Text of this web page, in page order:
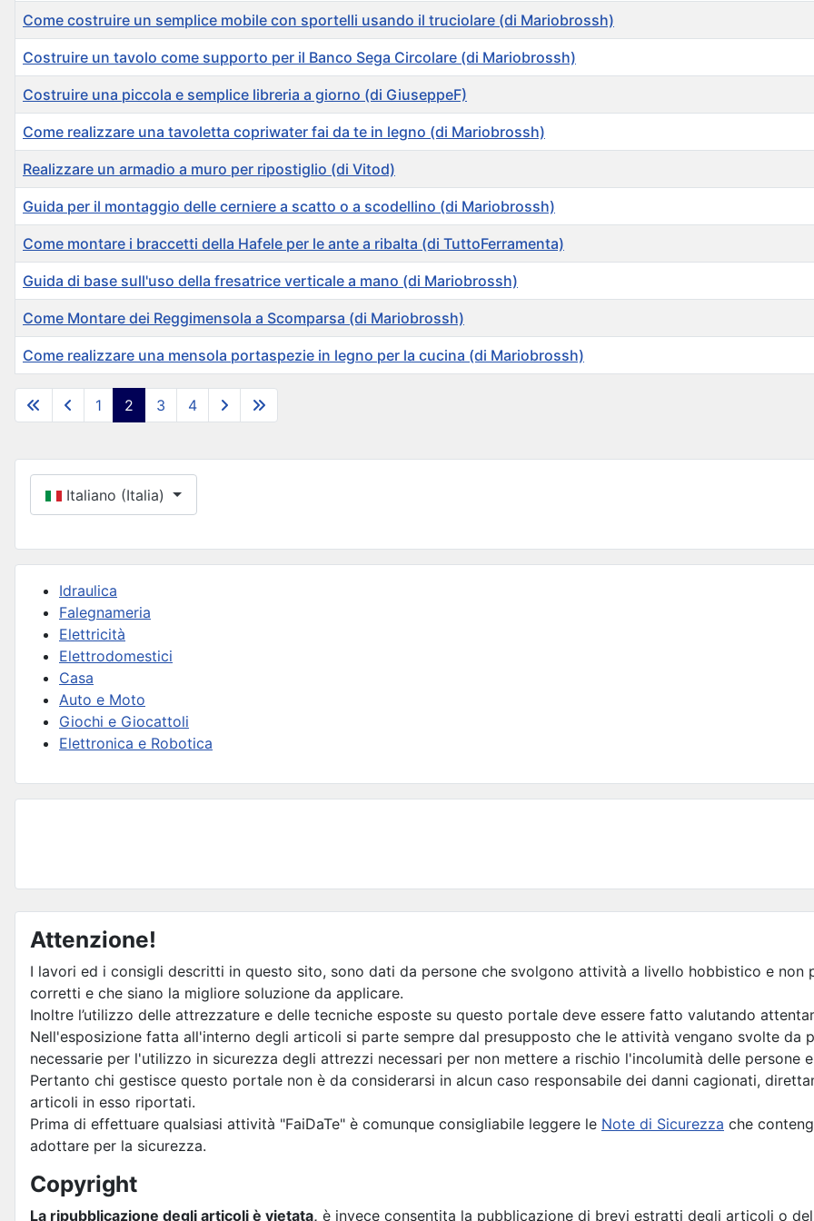
Seleziona la tua lingua
Italiano (Italia)
Idraulica
Falegnameria
Elettricità
Elettrodomestici
Casa
Auto e Moto
Giochi e Giocattoli
Elettronica e Robotica
Articoli
Come costruire un semplice mobile con sportelli usando il truciolare (di Mariobrossh)
Costruire un tavolo come supporto per il Banco Sega Circolare (di Mariobrossh)
Costruire una piccola e semplice libreria a giorno (di GiuseppeF)
Come realizzare una tavoletta copriwater fai da te in legno (di Mariobrossh)
Realizzare un armadio a muro per ripostiglio (di Vitod)
Guida per il montaggio delle cerniere a scatto o a scodellino (di Mariobrossh)
Come montare i braccetti della Hafele per le ante a ribalta (di TuttoFerramenta)
Guida di base sull'uso della fresatrice verticale a mano (di Mariobrossh)
Come Montare dei Reggimensola a Scomparsa (di Mariobrossh)
Come realizzare una mensola portaspezie in legno per la cucina (di Mariobrossh)
1 2 3 4
Attenzione!
I lavori ed i consigli descritti in questo sito, sono dati da persone che svolgono attività a livello hobbistico e non
corretti e che siano la migliore soluzione da applicare.
Inoltre l’utilizzo delle attrezzature e delle tecniche esposte su questo portale deve essere fatto valutando
Nell'esposizione fatta all'interno degli articoli si parte sempre dal presupposto che le attività vengano svolte da
necessarie per l'utilizzo in sicurezza degli attrezzi necessari per non mettere a rischio l'incolumità delle persone
Pertanto chi gestisce questo portale non è da considerarsi in alcun caso responsabile dei danni cagionati,
articoli in esso riportati.
Prima di effettuare qualsiasi attività "FaiDaTe" è comunque consigliabile leggere le Note di Sicurezza che
adottare per la sicurezza.
Copyright
La ripubblicazione degli articoli è vietata, è invece consentita la pubblicazione di brevi estratti degli articoli o